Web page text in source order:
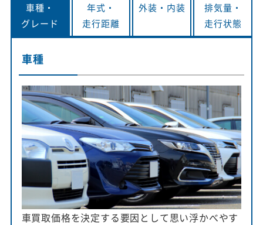
車種・
グレード
年式・
走行距離
外装・ 内装
排気量・
走行状態
車種
車買取価格を決定する要因として思い浮かべやす